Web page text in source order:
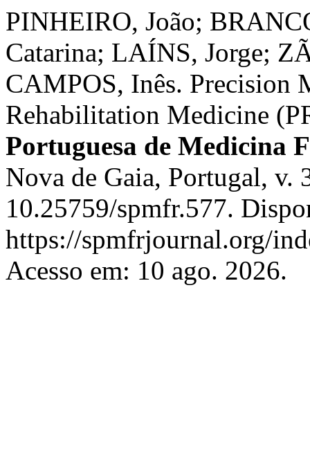
PINHEIRO, João;
Catarina; LAÍNS, Jorge;
CAMPOS, Inês. Precision
Rehabilitation Medicine
Portuguesa de Medicina
Nova de Gaia, Portugal,
10.25759/spmfr.577.
https://spmfrjournal.org/
Acesso em: 10 ago. 2026.